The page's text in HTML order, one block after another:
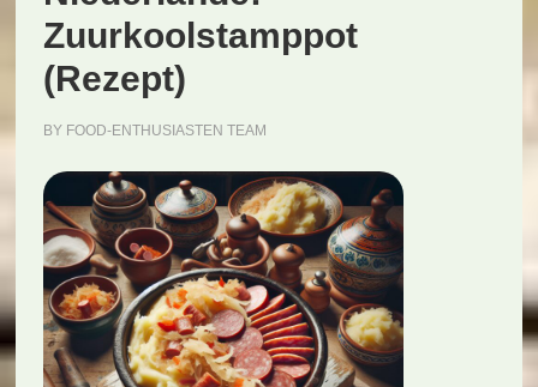
Zuurkoolstamppot
(Rezept)
BY FOOD-ENTHUSIASTEN TEAM